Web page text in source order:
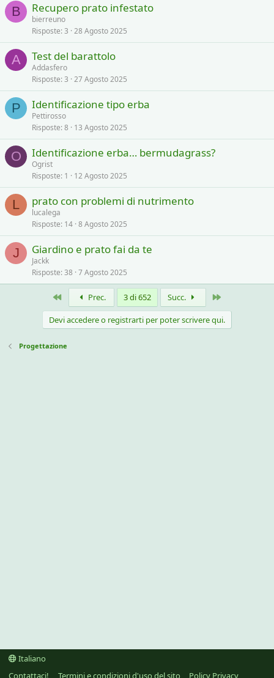
B Recupero prato infestato
bierreuno
Risposte 3 28 Agosto 2025
A Test del barattolo
Addasfero
Risposte 3 27 Agosto 2025
P Identificazione tipo erba
Pettirosso
Risposte 8 13 Agosto 2025
O Identificazione erba… bermudagrass?
Ogrist
Risposte 1 12 Agosto 2025
L prato con problemi di nutrimento
lucalega
Risposte 14 8 Agosto 2025
J Giardino e prato fai da te
Jackk
Risposte 38 7 Agosto 2025
Primo Prec. 3 di 652 Succ.
Devi accedere o registrarti per poter scrivere qui.
Progettazione
Italiano
Contattaci!
Termini e condizioni d'uso del sito Policy Privacy